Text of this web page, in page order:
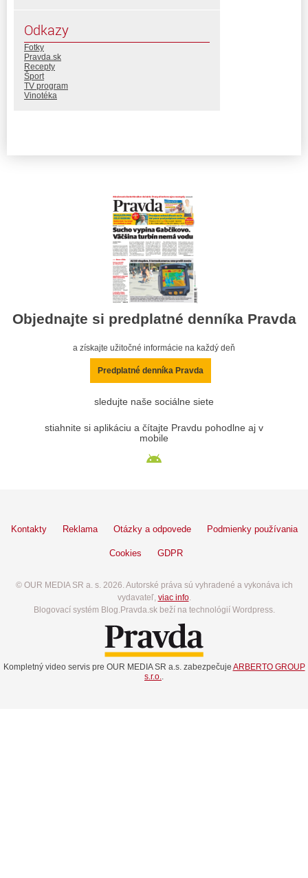
Odkazy
Fotky
Pravda.sk
Recepty
Šport
TV program
Vinotéka
Objednajte si predplatné denníka Pravda
a získajte užitočné informácie na každý deň
Predplatné denníka Pravda
sledujte naše sociálne siete
stiahnite si aplikáciu a čítajte Pravdu pohodlne aj v
mobile
Kontakty Reklama Otázky a odpovede Podmienky používania
Cookies GDPR
© OUR MEDIA SR a. s. 2026. Autorské práva sú vyhradené a vykonáva ich
vydavateľ, viac info.
Blogovací systém Blog.Pravda.sk beží na technológií Wordpress.
Kompletný video servis pre OUR MEDIA SR a.s. zabezpečuje ARBERTO GROUP
s.r.o..